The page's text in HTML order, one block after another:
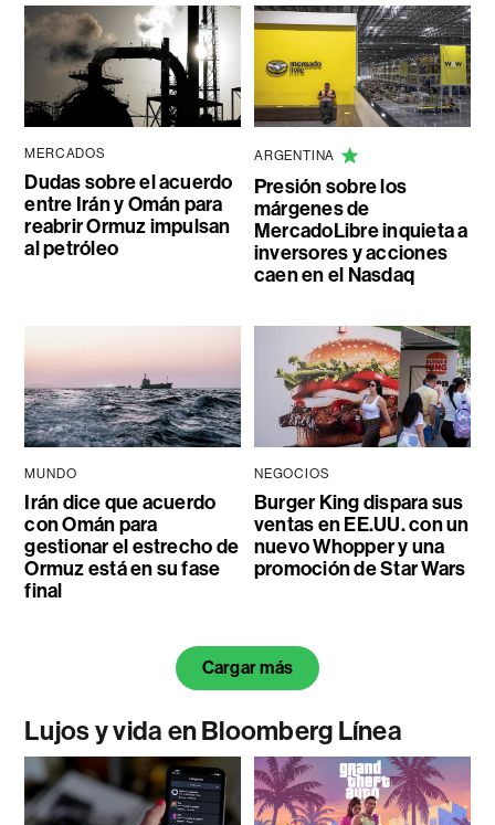
MERCADOS
Dudas sobre el acuerdo
entre Irán y Omán para
reabrir Ormuz impulsan
al petróleo
ARGENTINA
Presión sobre los
márgenes de
MercadoLibre inquieta a
inversores y acciones
caen en el Nasdaq
MUNDO
Irán dice que acuerdo
con Omán para
gestionar el estrecho de
Ormuz está en su fase
final
NEGOCIOS
Burger King dispara sus
ventas en EE.UU. con un
nuevo Whopper y una
promoción de Star Wars
Cargar más
Lujos y vida en Bloomberg Línea